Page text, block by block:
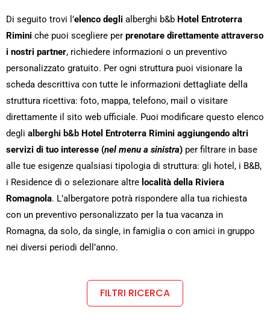
Di seguito trovi l’elenco degli alberghi b&b Hotel Entroterra
Rimini che puoi scegliere per prenotare direttamente attraverso
i nostri partner, richiedere informazioni o un preventivo
personalizzato gratuito. Per ogni struttura puoi visionare la
scheda descrittiva con tutte le informazioni dettagliate della
struttura ricettiva: foto, mappa, telefono, mail o visitare
direttamente il sito web ufficiale. Puoi modificare questo elenco
degli alberghi b&b Hotel Entroterra Rimini aggiungendo altri
servizi di tuo interesse (nel menu a sinistra) per filtrare in base
alle tue esigenze qualsiasi tipologia di struttura: gli hotel, i B&B,
i Residence di o selezionare altre località della Riviera
Romagnola. L’albergatore potrà rispondere alla tua richiesta
con un preventivo personalizzato per la tua vacanza in
Romagna, da solo, da single, in famiglia o con amici in gruppo
nei diversi periodi dell’anno.
FILTRI RICERCA